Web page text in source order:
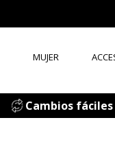
MUJER
Cambios
1.
tenis